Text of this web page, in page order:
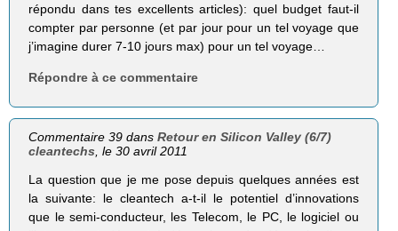
répondu dans tes excellents articles): quel budget faut-il
compter par personne (et par jour pour un tel voyage que
j’imagine durer 7-10 jours max) pour un tel voyage…
Répondre à ce commentaire
Commentaire 39 dansRetour en Silicon Valley (6/7)
cleantechs , le 30 avril 2011
La question que je me pose depuis quelques années est
la suivante: le cleantech a-t-il le potentiel d’innovations
que le semi-conducteur, les Telecom, le PC, le logiciel ou